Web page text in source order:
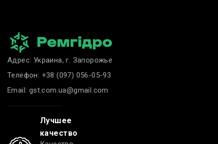
Адрес: Украина, г. Запорожье
Телефон: +38 (097) 056-05-93
Email: gst.com.ua@gmail.com
Лучшее
качество